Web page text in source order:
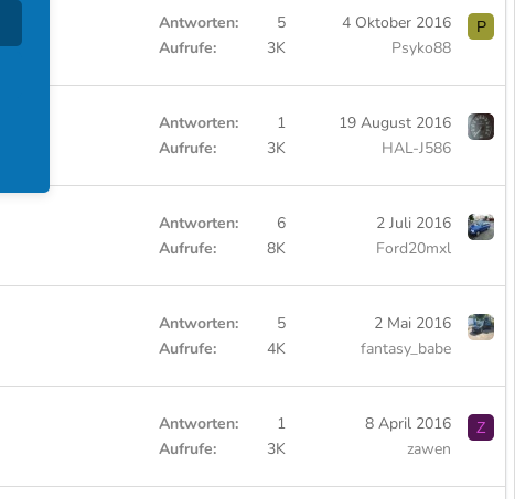
Antworten
5
Aufrufe
3K
4 Oktober 2016
Psyko88
P
Antworten
1
Aufrufe
3K
19 August 2016
HAL-J586
Antworten
6
Aufrufe
8K
2 Juli 2016
Ford20mxl
Antworten
5
Aufrufe
4K
2 Mai 2016
fantasy_babe
Antworten
1
Aufrufe
3K
8 April 2016
zawen
Z